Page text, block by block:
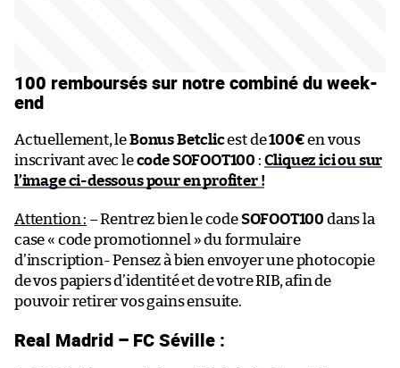
100 remboursés sur notre combiné du week-
end
Actuellement, leBonus Betclicest de100€en vous
inscrivant avec lecode SOFOOT100 : Cliquez ici ou sur
l’image ci-dessous pour en profiter !
Attention : – Rentrez bien le code SOFOOT100 dans la
case « code promotionnel » du formulaire
d’inscription- Pensez à bien envoyer une photocopie
de vos papiers d’identité et de votre RIB, afin de
pouvoir retirer vos gains ensuite.
Real Madrid – FC Séville :